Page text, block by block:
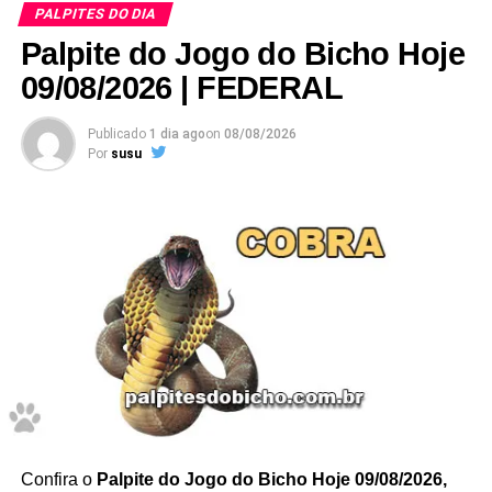
Grupo 10/ dezenas37 – 38
39
8137 – 6437 – 8037 – 9637
1
PALPITE DA MANHÃ
PALPITE DA NOITE
Resumo dos palpites de hoje –
10/08/2026
PALPITES DO DIA
Palpite do Jogo do Bicho Hoje
09/08/2026 | FEDERAL
Publicado 1 dia agoon 08/08/2026
Por susu
Confira o Palpite do Jogo do Bicho Hoje 09/08/2026,